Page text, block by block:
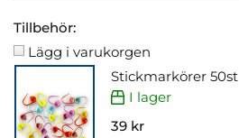
Tillbehör:
Lägg i varukorgen
Stickmarkörer 50st
I lager
39 kr